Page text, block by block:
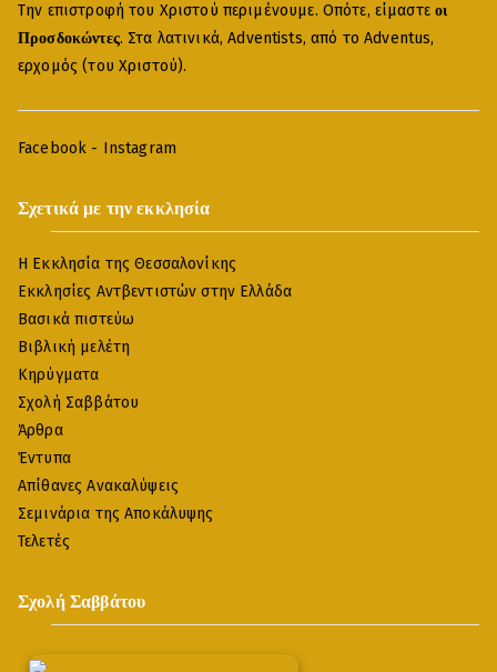
Την επιστροφή του Χριστού περιμένουμε. Οπότε, είμαστεοι
Προσδοκώντες. Στα λατινικά, Adventists, από το Adventus,
ερχομός (του Χριστού).
Facebook - Instagram
Σχετικά με την εκκλησία
Η Εκκλησία της Θεσσαλονίκης
Εκκλησίες Αντβεντιστών στην Ελλάδα
Βασικά πιστεύω
Βιβλική μελέτη
Κηρύγματα
Σχολή Σαββάτου
Άρθρα
Έντυπα
Απίθανες Ανακαλύψεις
Σεμινάρια της Αποκάλυψης
Τελετές
Σχολή Σαββάτου